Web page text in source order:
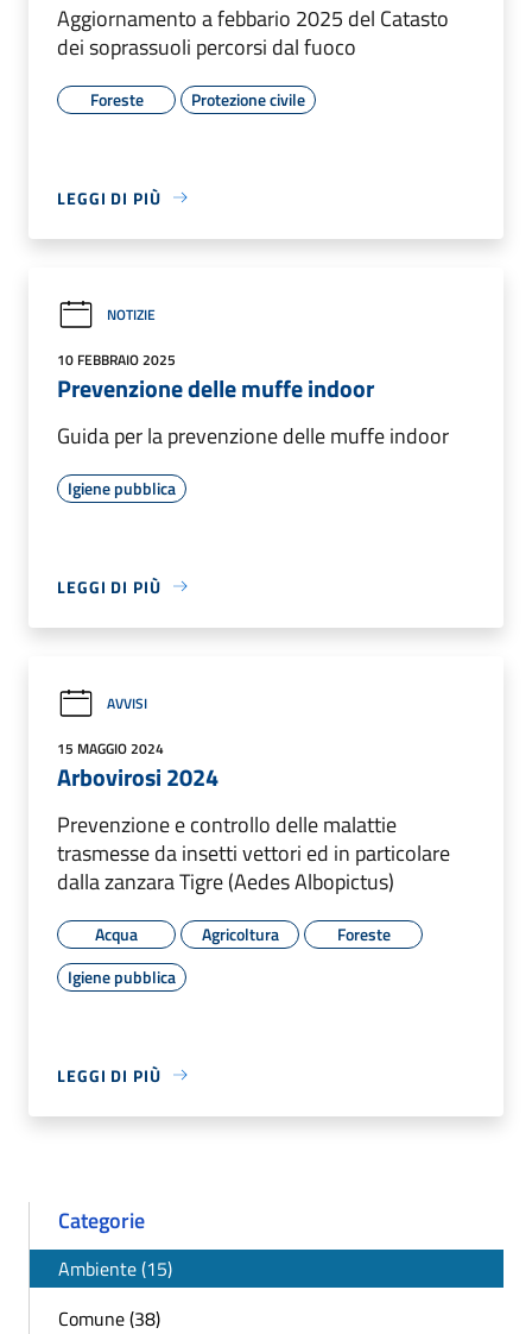
Aggiornamento a febbario 2025 del Catasto
dei soprassuoli percorsi dal fuoco
Foreste Protezione civile
LEGGI DI PIÙ
NOTIZIE
10 FEBBRAIO 2025
Prevenzione delle muffe indoor
Guida per la prevenzione delle muffe indoor
Igiene pubblica
LEGGI DI PIÙ
AVVISI
15 MAGGIO 2024
Arbovirosi 2024
Prevenzione e controllo delle malattie
trasmesse da insetti vettori ed in particolare
dalla zanzara Tigre (Aedes Albopictus)
Acqua Agricoltura
Foreste
Igiene pubblica
LEGGI DI PIÙ
Categorie
Ambiente (15)
Comune (38)